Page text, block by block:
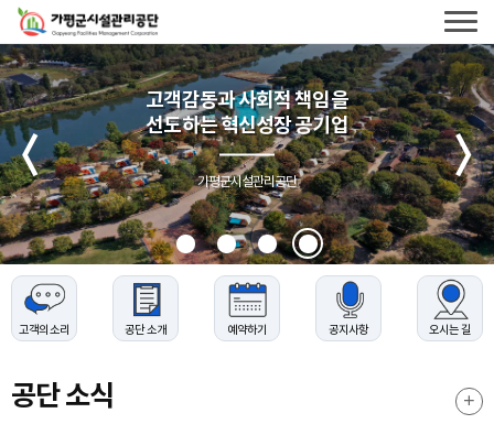
가평군시설관리공단
로고
전체
열기
가평군시설관리공단
고객감동과 사회적 책임을
선도하는 혁신성장 공기업
가평군시설관리공단
고객의 소리 공단 소개 예약하기 공지사항 오시는 길
메인배너
슬라이드
이전
공단 소식